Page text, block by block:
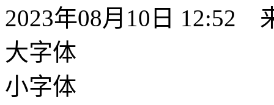
2023年08月10日 12:52
大字体
小字体